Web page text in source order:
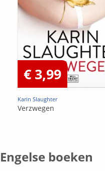
€ 3,99
Karin Slaughter
Verzwegen
Engelse boeken